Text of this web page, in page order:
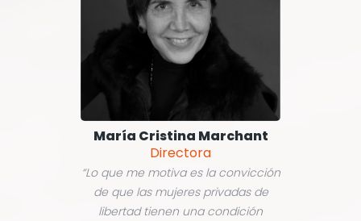
María Cristina Marchant
Directora
“Lo que me motiva es la convicción
de que las mujeres privadas de
libertad tienen una condición